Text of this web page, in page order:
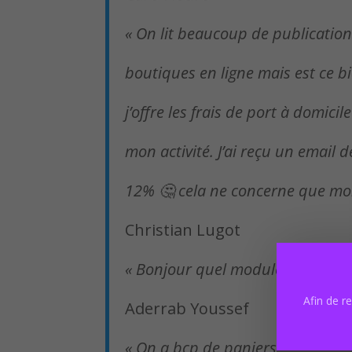
« On lit beaucoup de
boutiques en ligne mais est ce
j’offre les frais de port à
mon activité. J’ai reçu un email
12% 🤔 cela ne concerne que
Christian Lugot
« Bonjour quel module utilisez
Aderrab Youssef
« On a bcp de paniers
Afin de